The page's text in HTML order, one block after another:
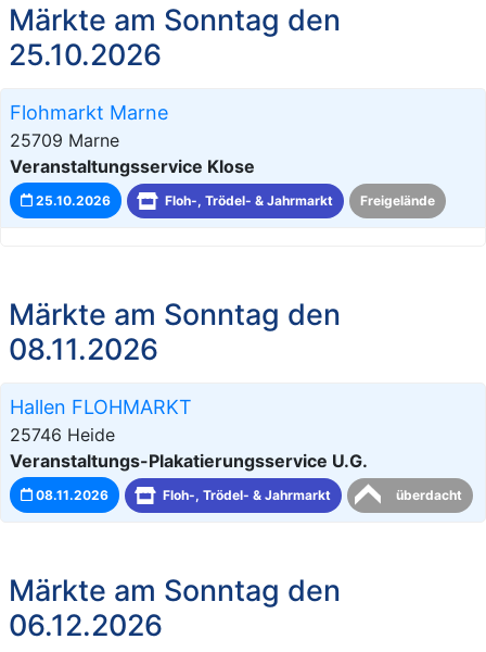
Märkte am Sonntag den
25.10.2026
Flohmarkt Marne
25709 Marne
Veranstaltungsservice Klose
25.10.2026 Floh-, Trödel- & Jahrmarkt Freigelände
Märkte am Sonntag den
08.11.2026
Hallen FLOHMARKT
25746 Heide
Veranstaltungs-Plakatierungsservice U.G.
08.11.2026 Floh-, Trödel- & Jahrmarkt überdacht
Märkte am Sonntag den
06.12.2026